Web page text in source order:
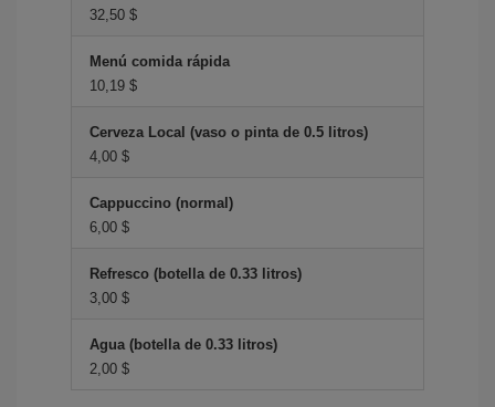
32,50 $
Menú comida rápida
10,19 $
Cerveza Local (vaso o pinta de 0.5 litros)
4,00 $
Cappuccino (normal)
6,00 $
Refresco (botella de 0.33 litros)
3,00 $
Agua (botella de 0.33 litros)
2,00 $